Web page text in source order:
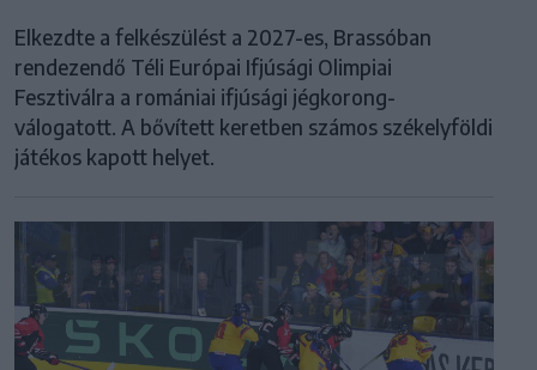
Elkezdte a felkészülést a 2027-es, Brassóban
rendezendő Téli Európai Ifjúsági Olimpiai
Fesztiválra a romániai ifjúsági jégkorong-
válogatott. A bővített keretben számos székelyföldi
játékos kapott helyet.